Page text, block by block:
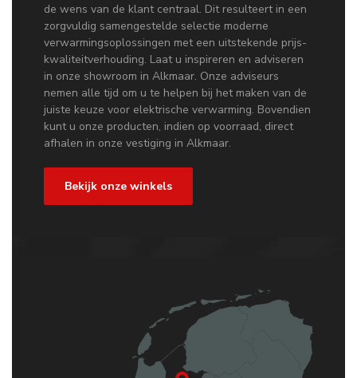
de wens van de klant centraal. Dit resulteert in een
zorgvuldig samengestelde selectie moderne
verwarmingsoplossingen met een uitstekende prijs-
kwaliteitverhouding. Laat u inspireren en adviseren
in onze showroom in Alkmaar. Onze adviseurs
nemen alle tijd om u te helpen bij het maken van de
juiste keuze voor elektrische verwarming. Bovendien
kunt u onze producten, indien op voorraad, direct
afhalen in onze vestiging in Alkmaar.
Bekijk onze winkels